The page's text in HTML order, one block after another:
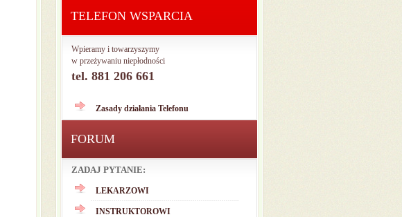
TELEFON WSPARCIA
Wpieramy i towarzyszymy
w przeżywaniu niepłodności
tel. 881 206 661
Zasady działania Telefonu
FORUM
ZADAJ PYTANIE:
LEKARZOWI
INSTRUKTOROWI